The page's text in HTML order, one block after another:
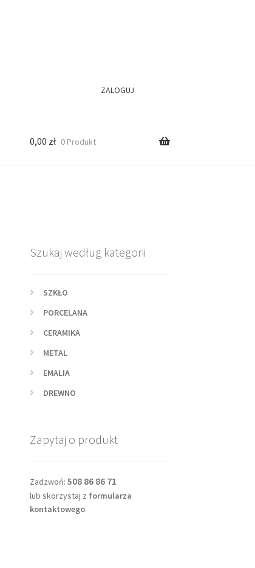
ZALOGUJ
0,00 zł 0 Produkt
Szukaj według kategorii
SZKŁO
PORCELANA
CERAMIKA
METAL
EMALIA
DREWNO
Zapytaj o produkt
Zadzwoń: 508 86 86 71
lub skorzystaj z formularza
kontaktowego.